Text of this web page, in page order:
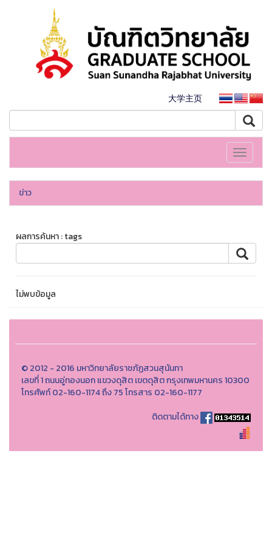
大学主页
Toggle
ข่าว
ผลการค้นหา : tags
ไม่พบข้อมูล
© 2012 - 2016 มหาวิทยาลัยราชภัฏสวนสุนันทา
เลขที่ 1 ถนนอู่ทองนอก แขวงดุสิต เขตดุสิต กรุงเทพมหานคร 10300
โทรศัพท์ 02-160-1174 ถึง 75 โทรสาร 02-160-1177
ติดตามได้ทาง